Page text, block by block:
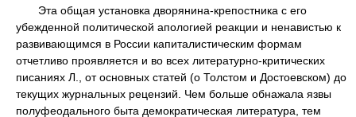
Эта общая установка дворянина-крепостника с его
убежденной политической апологией реакции и ненавистью к
развивающимся в России капиталистическим формам
отчетливо проявляется и во всех литературно-критических
писаниях Л., от основных статей (о Толстом и Достоевском) до
текущих журнальных рецензий. Чем больше обнажала язвы
полуфеодального быта демократическая литература, тем